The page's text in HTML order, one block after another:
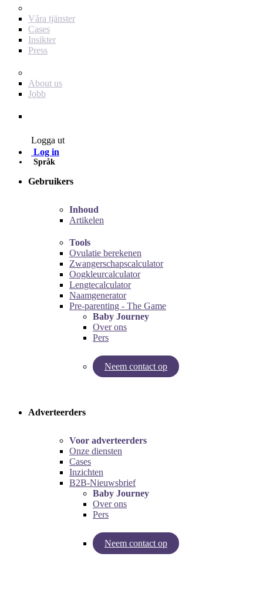
Våra tjänster
Cases
Insikter
Press
About us
Jobb
Logga ut
Log in
Språk
Gebruikers
Inhoud
Artikelen
Tools
Ovulatie berekenen
Zwangerschapscalculator
Oogkleurcalculator
Lengtecalculator
Naamgenerator
Pre-parenting - The Game
Baby Journey
Over ons
Pers
Neem contact op
Try our pregnancy calculator!
Adverteerders
Voor adverteerders
Onze diensten
Cases
Inzichten
B2B-Nieuwsbrief
Baby Journey
Over ons
Pers
Neem contact op
Inzichten van Baby Journey